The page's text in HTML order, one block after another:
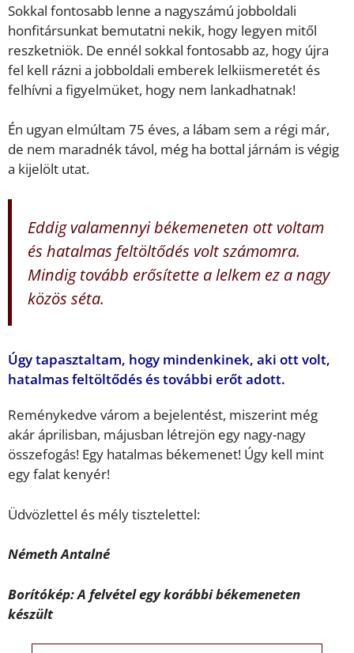
Sokkal fontosabb lenne a nagyszámú jobboldali
honfitársunkat bemutatni nekik, hogy legyen mitől
reszketniök. De ennél sokkal fontosabb az, hogy újra
fel kell rázni a jobboldali emberek lelkiismeretét és
felhívni a figyelmüket, hogy nem lankadhatnak!
Én ugyan elmúltam 75 éves, a lábam sem a régi már,
de nem maradnék távol, még ha bottal járnám is végig
a kijelölt utat.
Eddig valamennyi békemeneten ott voltam
és hatalmas feltöltődés volt számomra.
Mindig tovább erősítette a lelkem ez a nagy
közös séta.
Úgy tapasztaltam, hogy mindenkinek, aki ott volt,
hatalmas feltöltődés és további erőt adott.
Reménykedve várom a bejelentést, miszerint még
akár áprilisban, májusban létrejön egy nagy-nagy
összefogás! Egy hatalmas békemenet! Úgy kell mint
egy falat kenyér!
Üdvözlettel és mély tisztelettel:
Németh Antalné
Borítókép: A felvétel egy korábbi békemeneten
készült